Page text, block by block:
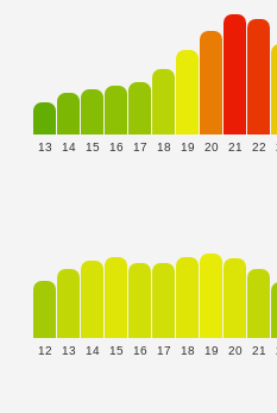
13 14 15 16 17 18 19 20 21 22
12 13 14 15 16 17 18 19 20 21